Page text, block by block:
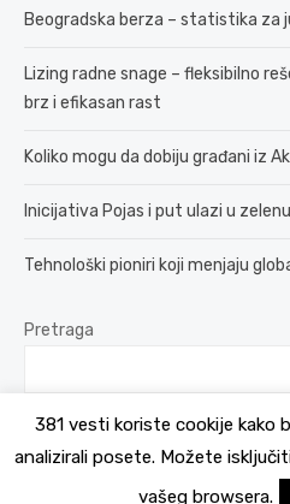
Beogradska berza – statistika za
Lizing radne snage – fleksibilno
brz i efikasan rast
Koliko mogu da dobiju građani iz
Inicijativa Pojas i put ulazi u
Tehnološki pioniri koji menjaju
Pretraga
381 vesti koriste cookije kako
analizirali posete. Možete
vašeg browsera.